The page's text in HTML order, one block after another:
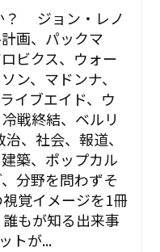
？ ジョン・レノ
画、パックマ
ビクス、ウォー
ン、マドンナ、
イブエイド、ウ
戦終結、ベルリ
、社会、報道、
築、ポップカル
分野を問わずそ
覚イメージを1冊
もが知る出来事
トが...